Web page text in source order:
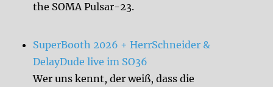
the SOMA Pulsar-23.
SuperBooth 2026 + HerrSchneider &
DelayDude live im SO36
Wer uns kennt, der weiß, dass die